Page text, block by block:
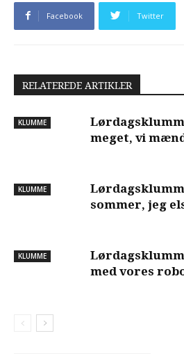
Facebook Twitter
RELATEREDE ARTIKLER
KLUMME
meget, vi
KLUMME
sommer, jeg
KLUMME
med vores